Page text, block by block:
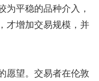
为平稳的品种介入，
才增加交易规模，并
愿望。交易者在伦敦